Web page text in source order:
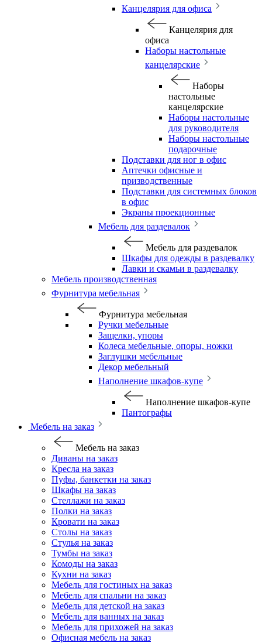
Канцелярия для офиса
Канцелярия для
офиса
Наборы настольные
канцелярские
Наборы
настольные
канцелярские
Наборы настольные
для руководителя
Наборы настольные
подарочные
Подставки для ног в офис
Аптечки офисные и
призводственные
Подставки для системных блоков
в офис
Экраны проекционные
Мебель для раздевалок
Мебель для раздевалок
Шкафы для одежды в раздевалку
Лавки и скамьи в раздевалку
Мебель производственная
Фурнитура мебельная
Фурнитура мебельная
Ручки мебельные
Защелки, упоры
Колеса мебельные, опоры, ножки
Заглушки мебельные
Декор мебельный
Наполнение шкафов-купе
Наполнение шкафов-купе
Пантографы
Мебель на заказ
Мебель на заказ
Диваны на заказ
Кресла на заказ
Пуфы, банкетки на заказ
Шкафы на заказ
Стеллажи на заказ
Полки на заказ
Кровати на заказ
Столы на заказ
Стулья на заказ
Тумбы на заказ
Комоды на заказ
Кухни на заказ
Мебель для гостиных на заказ
Мебель для спальни на заказ
Мебель для детской на заказ
Мебель для ванных на заказ
Мебель для прихожей на заказ
Офисная мебель на заказ